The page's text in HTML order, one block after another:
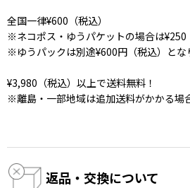
全国一律¥600（税込）
※ネコポス・ゆうパケットの場合は¥250
※ゆうパックは別途¥600円（税込）とな
¥3,980（税込）以上で送料無料！
※離島・一部地域は追加送料がかかる場
返品・交換について